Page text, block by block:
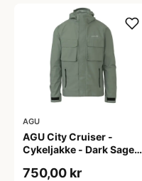
AGU
AGU City Cruiser -
Cykeljakke - Dark Sage -
750,00 kr